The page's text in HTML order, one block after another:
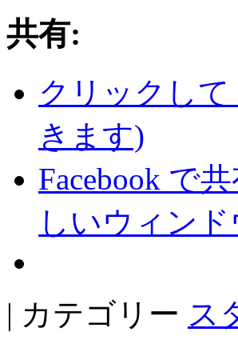
共有:
クリックし
きます)
Facebook で
しいウィン
| カテゴリー ス